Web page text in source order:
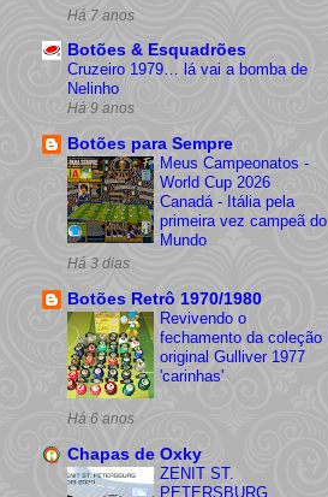
Há 7 anos
Botões & Esquadrões
Cruzeiro 1979… lá vai a bomba de
Nelinho
Há 9 anos
Botões para Sempre
Meus Campeonatos -
World Cup 2026
Canadá - Itália pela
primeira vez campeã do
Mundo
Há 3 dias
Botões Retrô 1970/1980
Revivendo o
fechamento da coleção
original Gulliver 1977
'carinhas'
Há 6 anos
Chapas de Oxky
ZENIT ST.
PETERSBURG